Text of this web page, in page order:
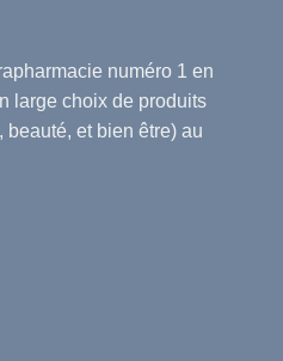
numéro 1 en
large choix de produits
et bien être) au